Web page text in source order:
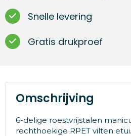
Snelle levering
Gratis drukproef
Omschrijving
6-delige roestvrijstalen
rechthoekige RPET vilten etui.